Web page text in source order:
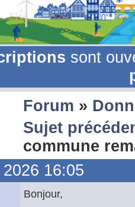
sont
Forum »
Sujet
commune
16:05
Bonjour,